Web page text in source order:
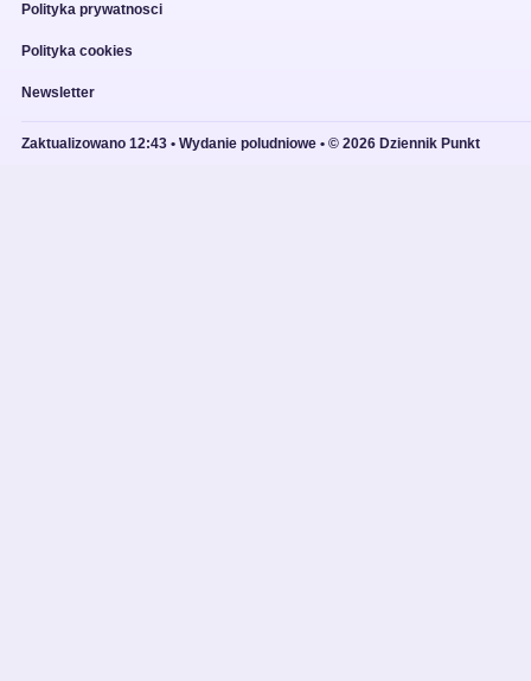
Polityka prywatnosci
Polityka cookies
Newsletter
Zaktualizowano 12:43 • Wydanie poludniowe • © 2026 Dziennik Punkt